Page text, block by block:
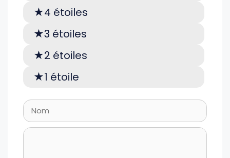
4 étoiles
3 étoiles
2 étoiles
1 étoile